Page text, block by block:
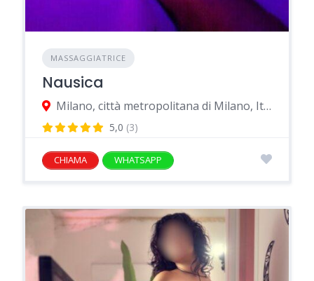
MASSAGGIATRICE
Nausica
Milano, città metropolitana di Milano, Italia
5,0 (3)
CHIAMA WHATSAPP